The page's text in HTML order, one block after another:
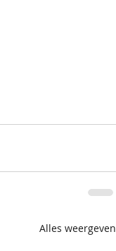
Alles weergeven